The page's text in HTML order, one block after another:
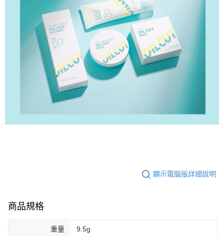
顯示電腦版詳細說明
商品規格
重量 9.5g